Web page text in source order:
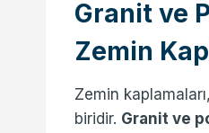
Granit ve
Zemin
Zemin
biridir. Granit ve